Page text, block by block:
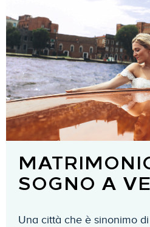
SOGNO A
Una città che è sinonimo